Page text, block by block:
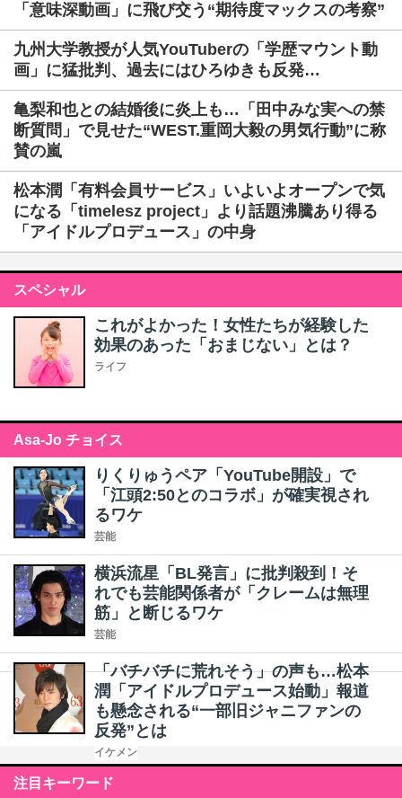
「意味深動画」に飛び交う“期待度マックスの考察”
九州大学教授が人気YouTuberの「学歴マウント動
画」に猛批判、過去にはひろゆきも反発…
亀梨和也との結婚後に炎上も…「田中みな実への禁
断質問」で見せた“WEST.重岡大毅の男気行動”に称
賛の嵐
松本潤「有料会員サービス」いよいよオープンで気
になる「timelesz project」より話題沸騰あり得る
「アイドルプロデュース」の中身
スペシャル
これがよかった！女性たちが経験した
効果のあった「おまじない」とは？
ライフ
Asa-Jo チョイス
りくりゅうペア「YouTube開設」で
「江頭2:50とのコラボ」が確実視され
るワケ
芸能
横浜流星「BL発言」に批判殺到！そ
れでも芸能関係者が「クレームは無理
筋」と断じるワケ
芸能
「バチバチに荒れそう」の声も…松本
潤「アイドルプロデュース始動」報道
も懸念される“一部旧ジャニファンの
反発”とは
イケメン
注目キーワード